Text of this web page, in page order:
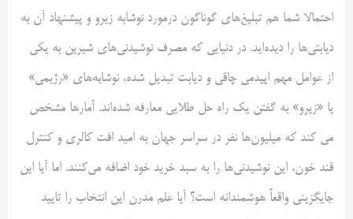
احتمالا شما هم تبلیغ‌های گوناگون درمورد نوشابه زیرو و پیشنهاد آن به
دیابتی‌ها را دیده‌اید. در دنیایی که مصرف نوشیدنی‌های شیرین به یکی
از عوامل مهم اپیدمی چاقی و دیابت تبدیل شده، نوشابه‌های «رژیمی»
یا «زیرو» به گفتن یک راه حل طلایی معارفه شده‌اند. آمارها مشخص
می کند که میلیون‌ها نفر در سراسر جهان به امید افت کالری و کنترل
قند خون، این نوشیدنی‌ها را به سبد خرید خود اضافه می‌کنند. اما آیا این
جایگزینی واقعاً هوشمندانه است؟ آیا علم مدرن این انتخاب را تایید